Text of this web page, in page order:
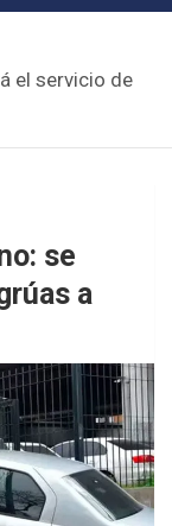
el servicio de
se
a